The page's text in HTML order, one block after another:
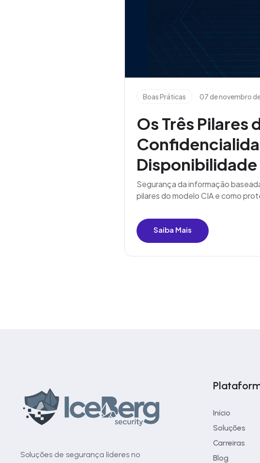
Boas Práticas 07 de novembro
Os Três Pilares
Disponibilidade
Segurança da informação
pilares do modelo CIA e como
Saiba Mais
Soluções de segurança líderes no
Início
Soluções
Carreiras
Blog